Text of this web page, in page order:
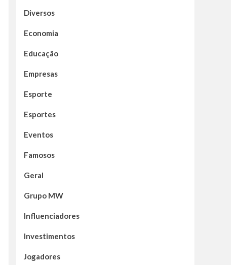
Diversos
Economia
Educação
Empresas
Esporte
Esportes
Eventos
Famosos
Geral
Grupo MW
Influenciadores
Investimentos
Jogadores